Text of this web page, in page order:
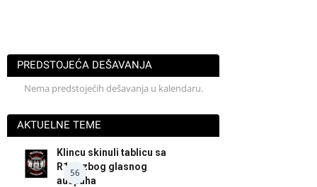
PREDSTOJEĆA DEŠAVANJA
Nema predstojećih dešavanja u kalendaru.
AKTUELNE TEME
56
Klincu skinuli tablicu sa
R125 zbog glasnog
auspuha